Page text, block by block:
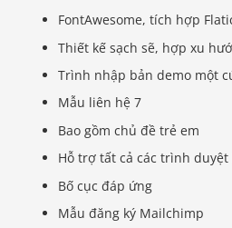
FontAwesome, tích hợp
Thiết kế sạch sẽ, hợp xu
Trình nhập bản demo một
Mẫu liên hệ 7
Bao gồm chủ đề trẻ em
Hỗ trợ tất cả các trình
Bố cục đáp ứng
Mẫu đăng ký Mailchimp